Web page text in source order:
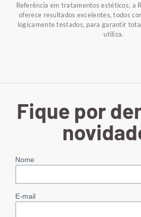
Referência em tratamentos estéticos, a
oferece resultados excelentes, todos
logicamente testados, para garantir
utiliza.
Fique por
Nome
E-mail